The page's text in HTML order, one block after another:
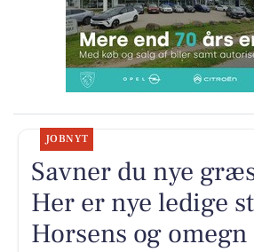
JOBNYT
Savner du nye
Her er nye ledige
Horsens og omegn